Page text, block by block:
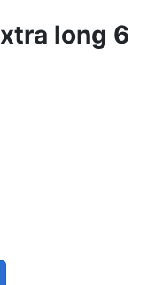
long 6